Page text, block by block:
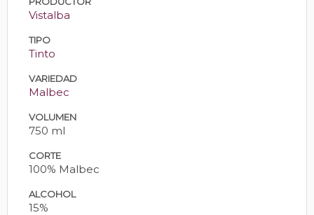
Vistalba
TIPO
Tinto
VARIEDAD
Malbec
VOLUMEN
750 ml
CORTE
100% Malbec
ALCOHOL
15%